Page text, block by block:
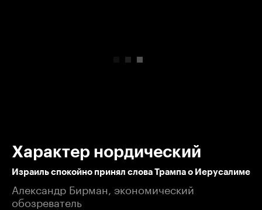
Характер нордический
Израиль спокойно принял слова Трампа о Иерусалиме
Александр Бирман, экономический
обозреватель